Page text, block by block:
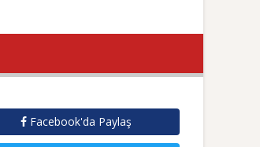
Facebook'da Paylaş